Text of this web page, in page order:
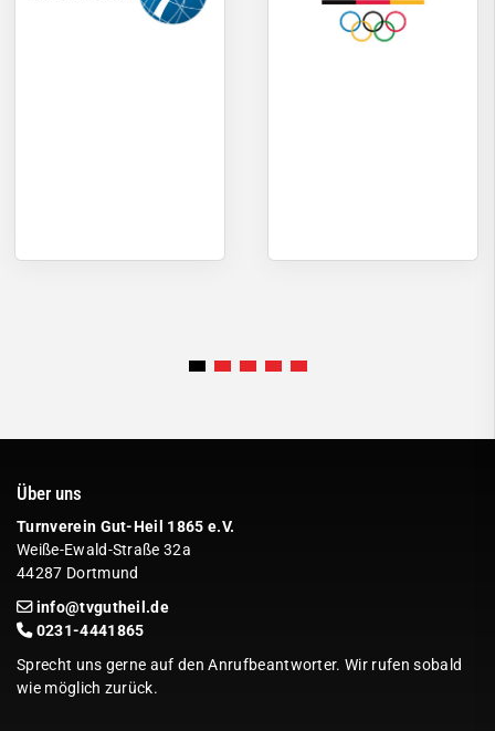
Über uns
Turnverein Gut-Heil 1865 e.V.
Weiße-Ewald-Straße 32a
44287 Dortmund
info@tvgutheil.de
0231-4441865
Sprecht uns gerne auf den Anrufbeantworter. Wir rufen sobald
wie möglich zurück.